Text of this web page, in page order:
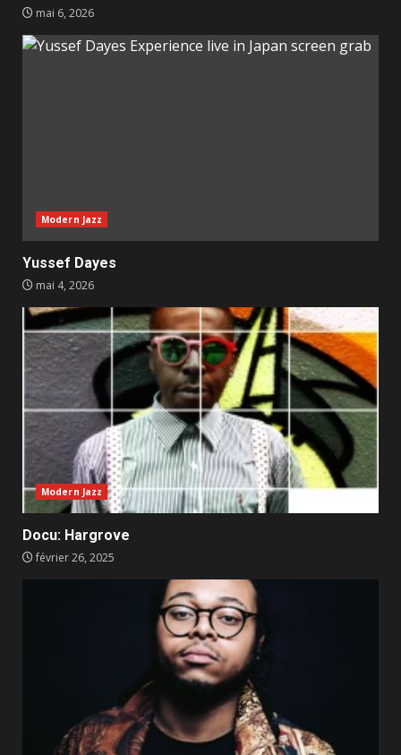
mai 6, 2026
Modern Jazz
Yussef Dayes
mai 4, 2026
Modern Jazz
Docu: Hargrove
février 26, 2025